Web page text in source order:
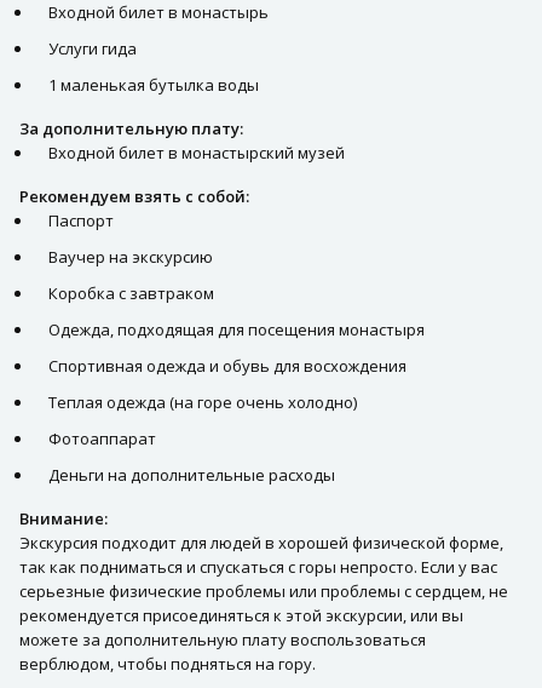
Входной билет в монастырь
Услуги гида
1 маленькая бутылка воды
За дополнительную плату:
Входной билет в монастырский музей
Рекомендуем взять с собой:
Паспорт
Ваучер на экскурсию
Коробка с завтраком
Одежда, подходящая для посещения монастыря
Спортивная одежда и обувь для восхождения
Теплая одежда (на горе очень холодно)
Фотоаппарат
Деньги на дополнительные расходы
Внимание:
Экскурсия подходит для людей в хорошей физической форме,
так как подниматься и спускаться с горы непросто. Если у вас
серьезные физические проблемы или проблемы с сердцем, не
рекомендуется присоединяться к этой экскурсии, или вы
можете за дополнительную плату воспользоваться
верблюдом, чтобы подняться на гору.